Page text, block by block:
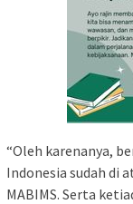
“Oleh karenanya,
Indonesia sudah di
MABIMS. Serta